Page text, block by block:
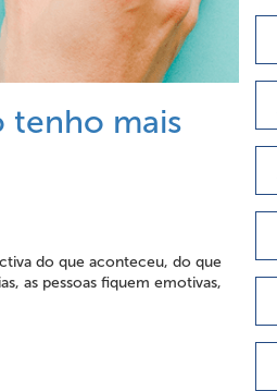
tenho mais
do que aconteceu, do que
as pessoas fiquem emotivas,